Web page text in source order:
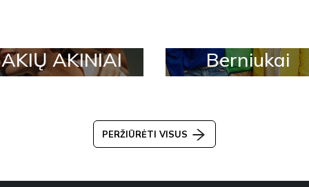
AKIŲ AKINIAI Berniukai
PERŽIŪRĖTI VISUS